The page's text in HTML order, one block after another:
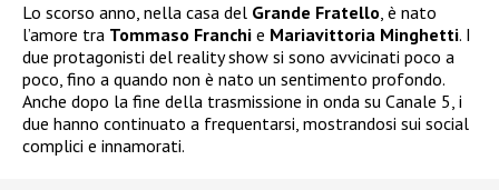
Lo scorso anno, nella casa del Grande Fratello, è nato
l’amore tra Tommaso Franchi e Mariavittoria Minghetti. I
due protagonisti del reality show si sono avvicinati poco a
poco, fino a quando non è nato un sentimento profondo.
Anche dopo la fine della trasmissione in onda su Canale 5, i
due hanno continuato a frequentarsi, mostrandosi sui social
complici e innamorati.